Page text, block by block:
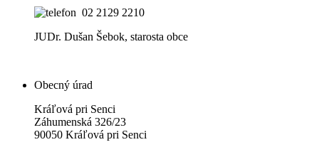
02 2129 2210
JUDr. Dušan Šebok, starosta obce
Obecný úrad
Kráľová pri Senci
Záhumenská 326/23
90050 Kráľová pri Senci